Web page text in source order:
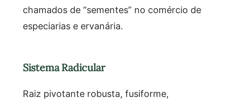
chamados de “sementes” no comércio de
especiarias e ervanária.
Sistema Radicular
Raiz pivotante robusta, fusiforme,